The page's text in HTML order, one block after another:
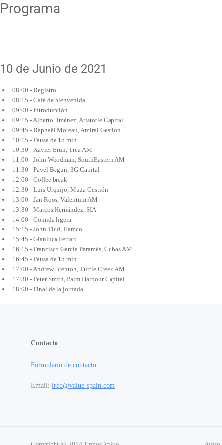
Programa
10 de Junio de 2021
08:00 - Registro
08:15 - Café de bienvenida
09:00 - Introducción
09:15 - Alberto Jiménez, Aristotle Capital
09:45 - Raphaël Moreau, Amiral Gestion
10:15 - Pausa de 15 min
10:30 - Xavier Brun, Trea AM
11:00 - John Woodman, SouthEastern AM
11:30 - Pavel Begun, 3G Capital
12:00 - Coffee break
12:30 - Luis Urquijo, Muza Gestión
13:00 - Jan Roos, Valentum AM
13:30 - Marcos Hernández, SIA
14:00 - Comida ligera
15:15 - John Tidd, Hamco
15:45 - Gianluca Ferrari
16:15 - Francisco García Paramés, Cobas AM
16:45 - Pausa de 15 min
17:00 - Andrew Brenton, Turtle Creek AM
17:30 - Peter Smith, Palm Harbour Capital
18:00 - Final de la jornada
Contacto
Formulario de contacto
Email: info@value-spain.com